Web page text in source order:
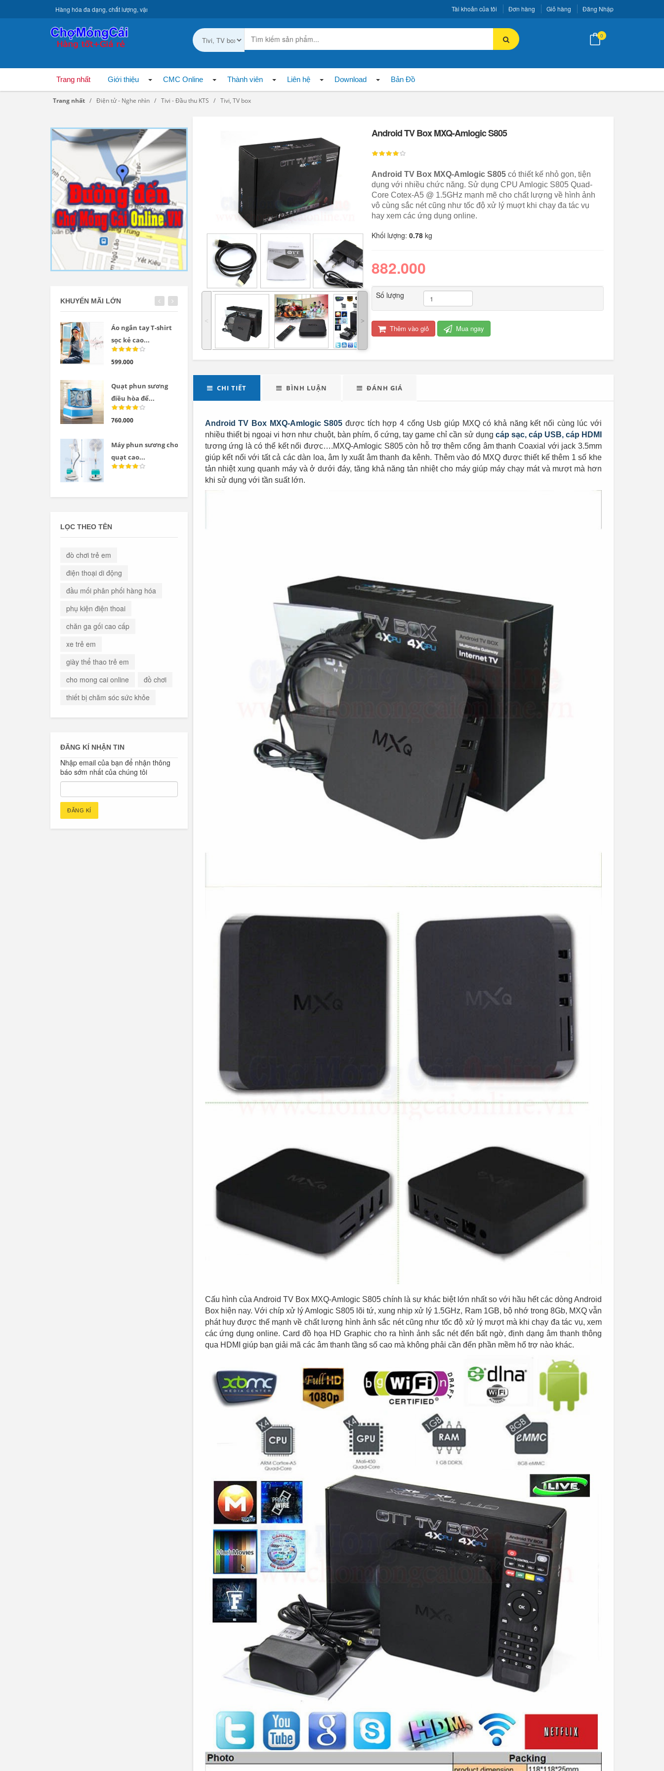
Tài khoản của tôi Đơn hàng Giỏ hàng Đăng Nhập
Hàng hóa đa dạng, chất lượng, vận chuyển toàn quốc.
0
Trang nhất Giới thiệu CMC Online Thành viên Liên hệ Download Bản Đồ
Trang nhất Điện tử - Nghe nhìn Tivi - Đầu thu KTS Tivi, TV box
˂ ˃
Android TV Box MXQ-Amlogic S805
Android TV Box MXQ-Amlogic S805 có thiết kế nhỏ gọn, tiện
dụng với nhiều chức năng. Sử dụng CPU Amlogic S805 Quad-
Core Cotex-A5 @ 1.5GHz mạnh mẽ cho chất lượng về hình ảnh
vô cùng sắc nét cũng như tốc độ xử lý muợt khi chạy đa tác vụ
hay xem các ứng dụng online.
Khối lượng:0.78 kg
882.000
Số lượng
Thêm vào giỏ Mua ngay
CHI TIẾT BÌNH LUẬN ĐÁNH GIÁ
Android TV Box MXQ-Amlogic S805 được tích hợp 4 cổng Usb giúp MXQ có khả năng kết nối cùng lúc với
nhiều thiết bị ngoại vi hơn như chuột, bàn phím, ổ cứng, tay game chỉ cần sử dụng cáp sạc, cáp USB, cáp HDMI
tương ứng là có thể kết nối được….MXQ-Amlogic S805 còn hỗ trợ thêm cổng âm thanh Coaxial với jack 3.5mm
giúp kết nối với tất cả các dàn loa, âm ly xuất âm thanh đa kênh. Thêm vào đó MXQ được thiết kế thêm 1 số khe
tản nhiệt xung quanh máy và ở dưới đáy, tăng khả năng tản nhiệt cho máy giúp máy chạy mát và mượt mà hơn
khi sử dụng với tần suất lớn.
Cấu hình của Android TV Box MXQ-Amlogic S805 chính là sự khác biệt lớn nhất so với hầu hết các dòng Android
Box hiện nay. Với chíp xử lý Amlogic S805 lõi tứ, xung nhịp xử lý 1.5GHz, Ram 1GB, bộ nhớ trong 8Gb, MXQ vẫn
phát huy được thế mạnh về chất lượng hình ảnh sắc nét cũng như tốc độ xử lý mượt mà khi chạy đa tác vụ, xem
các ứng dụng online. Card đồ họa HD Graphic cho ra hình ảnh sắc nét đến bất ngờ, định dạng âm thanh thông
qua HDMI giúp bạn giải mã các âm thanh tầng số cao mà không phải cần đến phần mềm hổ trợ nào khác.
KHUYẾN MÃI LỚN
Áo ngắn tay T-shirt
sọc kẻ cao...
599.000
Quạt phun sương
điều hòa để...
760.000
Máy phun sương cho
quạt cao...
LED tuýp cầm tay đa
năng...
Đèn tích điện xách
Đèn tích điện cao
cấp KM 792C
Quạt điện đôi 12V
cho oto tải...
289.000
Máy xay sinh tố đa
490.000
Quạt đứng công
nghiệp Centron
Cỏ nhân tạo trang trí
LỌC THEO TÊN
đò chơi trẻ em
điện thoại di động
đầu mối phân phối hàng hóa
phụ kiện điện thoai
chăn ga gối cao cấp
xe trẻ em
giày thể thao trẻ em
cho mong cai online
đồ chơi
thiết bị chăm sóc sức khỏe
ĐĂNG KÍ NHẬN TIN
Nhập email của bạn để nhận thông
báo sớm nhất của chúng tôi